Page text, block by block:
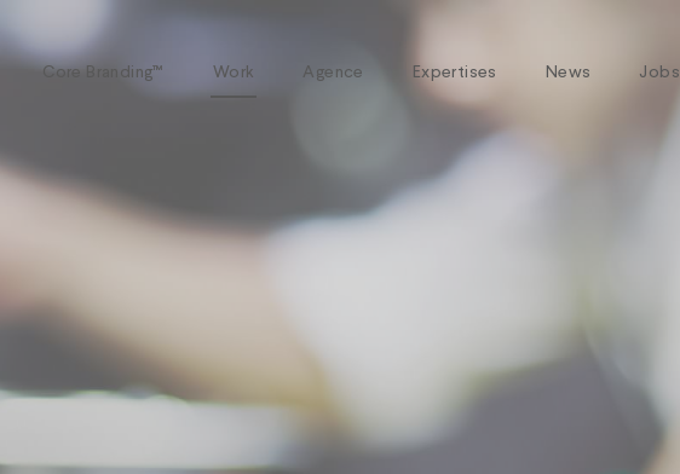
Core Branding™ Work Agence Expertises News Jobs